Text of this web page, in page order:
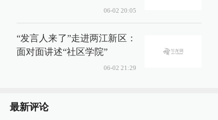
06-02 20:05
“发言人来了”走进两江新区：
面对面讲述“社区学院”
06-02 21:29
最新评论